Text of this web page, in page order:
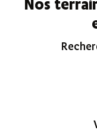
Nos